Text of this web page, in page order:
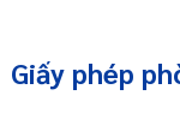
Giấy phép